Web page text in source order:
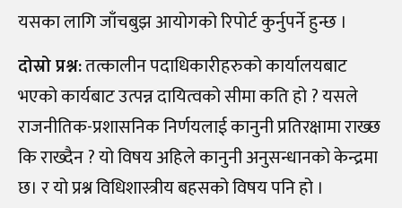
यसका लागि जाँचबुझ आयोगको रिपोर्ट कुर्नुपर्ने हुन्छ ।
दोस्रो प्रश्न:तत्कालीन पदाधिकारीहरुको कार्यालयबाट
भएको कार्यबाट उत्पन्न दायित्वको सीमा कति हो ? यसले
राजनीतिक-प्रशासनिक निर्णयलाई कानुनी प्रतिरक्षामा राख्छ
कि राख्दैन ? यो विषय अहिले कानुनी अनुसन्धानको केन्द्रमा
छ। र यो प्रश्न विधिशास्त्रीय बहसको विषय पनि हो ।